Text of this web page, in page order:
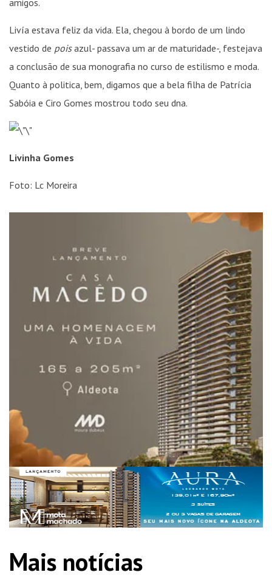
amigos.
Livía estava feliz da vida. Ela, chegou à bordo de um lindo
vestido de poisazul- passava um ar de maturidade-, festejava
a conclusão de sua monografia no curso de estilismo e moda.
Quanto à politica, bem, digamos que a bela filha de Patrícia
Sabóia e Ciro Gomes mostrou todo seu dna.
Livinha Gomes
Foto: Lc Moreira
Mais notícias